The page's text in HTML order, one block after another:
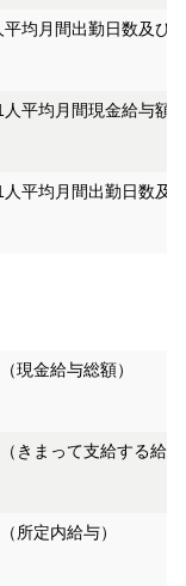
均月間出勤日数及び
平均月間現金給与額
平均月間出勤日数及
現金給与総額）
きまって支給する給
所定内給与）